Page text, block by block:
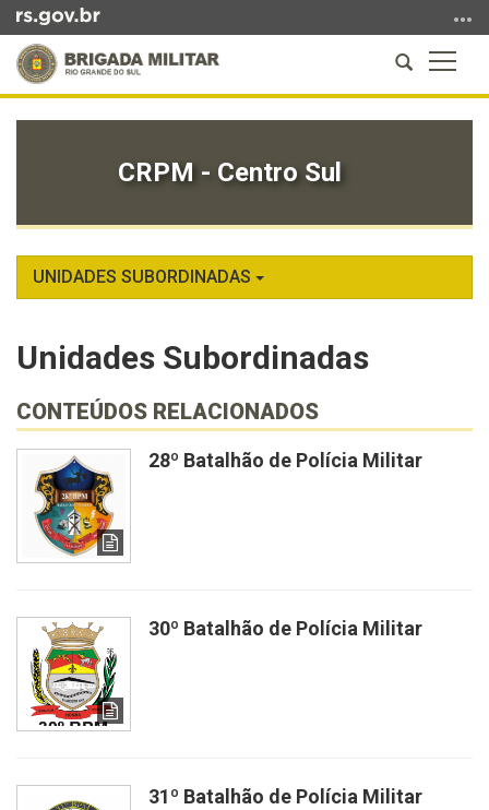
para
conteúdo
busca
a
Abrir
a
busca
CRPM - Centro Sul
UNIDADES SUBORDINADAS
Unidades Subordinadas
CONTEÚDOS RELACIONADOS
28º Batalhão de Polícia Militar
30º Batalhão de Polícia Militar
31º Batalhão de Polícia Militar